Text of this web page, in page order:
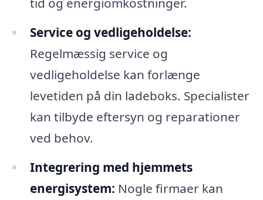
Service og vedligeholdelse:
Regelmæssig service og
vedligeholdelse kan forlænge
levetiden på din ladeboks. Specialister
kan tilbyde eftersyn og reparationer
ved behov.
Integrering med hjemmets
energisystem: Nogle firmaer kan